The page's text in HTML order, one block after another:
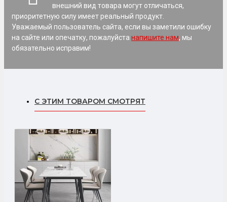
внешний вид товара могут отличаться,
приоритетную силу имеет реальный продукт.
Уважаемый пользователь сайта, если вы заметили ошибку
на сайте или опечатку, пожалуйста напишите нам, мы
обязательно исправим!
С ЭТИМ ТОВАРОМ СМОТРЯТ